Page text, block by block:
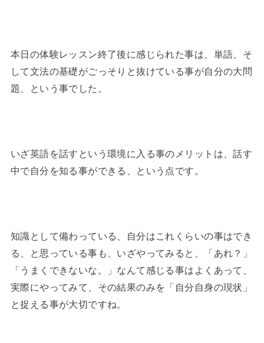
本日の体験レッスン終了後に感じられた事は、単語、そ
して文法の基礎がごっそりと抜けている事が自分の大問
題、という事でした。
いざ英語を話すという環境に入る事のメリットは、話す
中で自分を知る事ができる、という点です。
知識として備わっている、自分はこれくらいの事はでき
る、と思っている事も、いざやってみると、「あれ？」
「うまくできないな。」なんて感じる事はよくあって、
実際にやってみて、その結果のみを「自分自身の現状」
と捉える事が大切ですね。